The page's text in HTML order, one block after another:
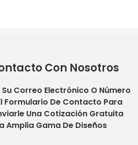
Con Nosotros
Correo Electrónico O Número
Formulario De Contacto Para
Una Cotización Gratuita
Amplia Gama De Diseños